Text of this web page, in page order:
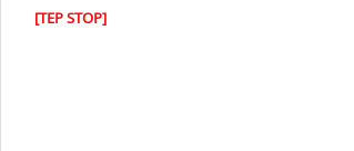
[TEP STOP]